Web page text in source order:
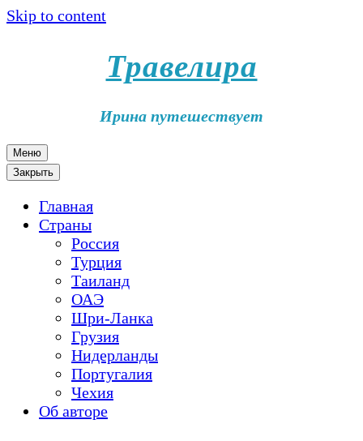
Skip to content
Травелира
Ирина путешествует
Меню
Закрыть
Главная
Страны
Россия
Турция
Таиланд
ОАЭ
Шри-Ланка
Грузия
Нидерланды
Португалия
Чехия
Об авторе